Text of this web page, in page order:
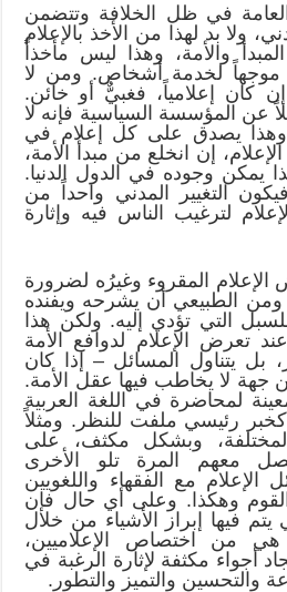
في ظل الخلافة وتتضمن
ولا بد لهذا من الأخذ بالإعلام
والأمة، وهذا ليس مأخذاً
موجهاً لخدمة أشخاص. ومن لا
كان إعلامياً، فغبيٌّ أو خائن.
عن المؤسسة السياسية فإنه لا
وهذا يصدق على كل إعلام في
إن انخلع من مبدأ الأمة،
يمكن وجوده في الدول الدنيا.
التغيير المدني واحداً من
لترغيب الناس فيه وإثارة
المقروء وغيرُه لضرورة
ومن الطبيعي أن يشرحه ويفنده
التي تؤدي إليه. ولكن هذا
تعرض الإعلام لدوافع الأمة
بل يتناول المسائل – إذا كان
جهة لا يخاطب فيها عقل الأمة.
لمحاضرة في اللغة العربية
رئيسي ملفت للنظر. ومثلاً
وبشكل مكثف، على
معهم المرة تلو الأخرى
الإعلام مع الفقهاء واللغويين
القوم وهكذا. وعلى أي حال فإن
يتم فيها إبراز الأشياء من خلال
هي من اختصاص الإعلاميين،
أجواء مكثفة لإثارة الرغبة في
والتحسين والتميز والتطور.